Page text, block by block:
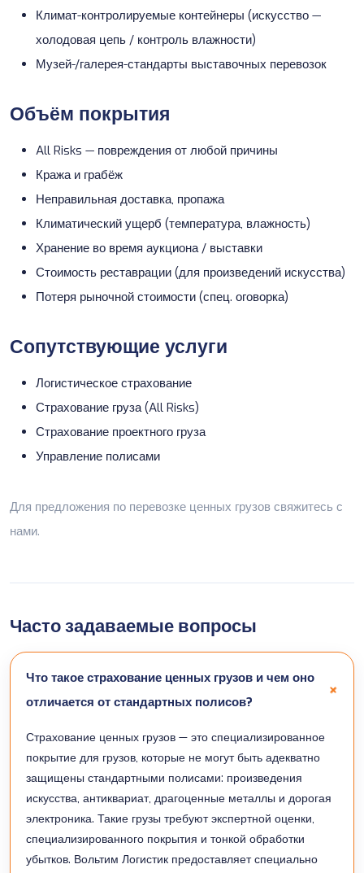
Климат-контролируемые контейнеры (искусство —
холодовая цепь / контроль влажности)
Музей-/галерея-стандарты выставочных перевозок
Объём покрытия
All Risks — повреждения от любой причины
Кража и грабёж
Неправильная доставка, пропажа
Климатический ущерб (температура, влажность)
Хранение во время аукциона / выставки
Стоимость реставрации (для произведений искусства)
Потеря рыночной стоимости (спец. оговорка)
Сопутствующие услуги
Логистическое страхование
Страхование груза (All Risks)
Страхование проектного груза
Управление полисами
Для предложения по перевозке ценных грузов свяжитесь с
нами.
Часто задаваемые вопросы
Что такое страхование ценных грузов и чем оно
отличается от стандартных полисов?
Страхование ценных грузов — это специализированное
покрытие для грузов, которые не могут быть адекватно
защищены стандартными полисами: произведения
искусства, антиквариат, драгоценные металлы и дорогая
электроника. Такие грузы требуют экспертной оценки,
специализированного покрытия и тонкой обработки
убытков. Вольтим Логистик предоставляет специально